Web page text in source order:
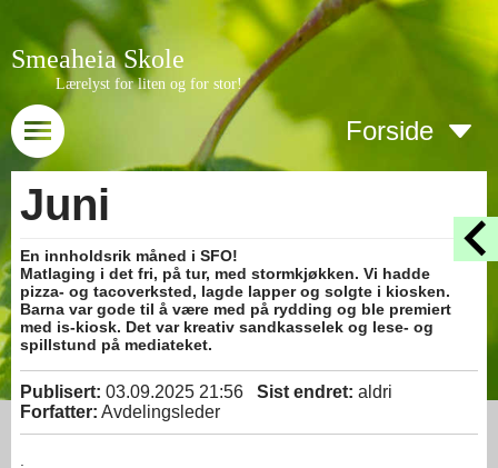
Smeaheia Skole
Lærelyst for liten og for stor!
Forside
Juni
En innholdsrik måned i SFO!
Matlaging i det fri, på tur, med stormkjøkken. Vi hadde
pizza- og tacoverksted, lagde lapper og solgte i kiosken.
Barna var gode til å være med på rydding og ble premiert
med is-kiosk. Det var kreativ sandkasselek og lese- og
spillstund på mediateket.
Publisert: 03.09.2025 21:56 Sist endret: aldri
Forfatter: Avdelingsleder